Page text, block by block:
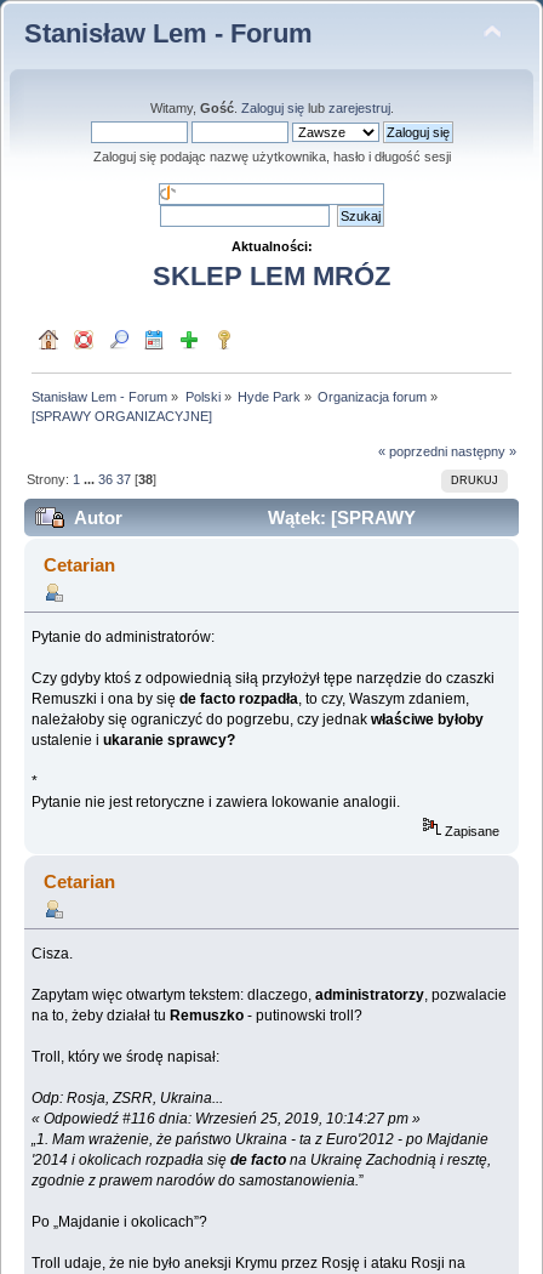
Stanisław Lem - Forum
Witamy, Gość. Zaloguj sięlub zarejestruj.
Zaloguj się podając nazwę użytkownika, hasło i długość sesji
Aktualności:
SKLEP LEM MRÓZ
Stanisław Lem - Forum » Polski» Hyde Park » Organizacja forum »
[SPRAWY ORGANIZACYJNE]
« poprzedni następny »
DRUKUJ
Strony: 1 ...36 37 [38]
Autor
Wątek: [SPRAWY
ORGANIZACYJNE] (Przeczytany 1350855 razy)
Cetarian
Pytanie do administratorów:
Czy gdyby ktoś z odpowiednią siłą przyłożył tępe narzędzie do czaszki
Remuszki i ona by sięde facto rozpadła, to czy, Waszym zdaniem,
należałoby się ograniczyć do pogrzebu, czy jednakwłaściwe byłoby
ustalenie iukaranie sprawcy?
*
Pytanie nie jest retoryczne i zawiera lokowanie analogii.
Zapisane
Cetarian
Cisza.
Zapytam więc otwartym tekstem: dlaczego,administratorzy, pozwalacie
na to, żeby działał tu Remuszko - putinowski troll?
Troll, który we środę napisał:
Odp: Rosja, ZSRR, Ukraina...
« Odpowiedź #116 dnia: Wrzesień 25, 2019, 10:14:27 pm »
„1. Mam wrażenie, że państwo Ukraina - ta z Euro'2012 - po Majdanie
'2014 i okolicach rozpadła sięde facto na Ukrainę Zachodnią i resztę,
zgodnie z prawem narodów do samostanowienia.”
Po „Majdanie i okolicach”?
Troll udaje, że nie było aneksji Krymu przez Rosję i ataku Rosji na